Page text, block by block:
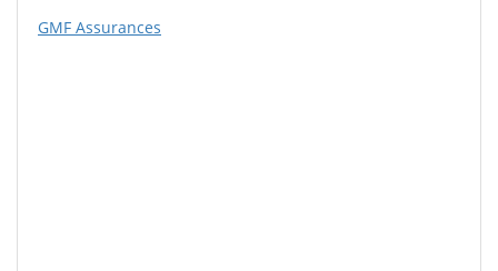
GMF Assurances